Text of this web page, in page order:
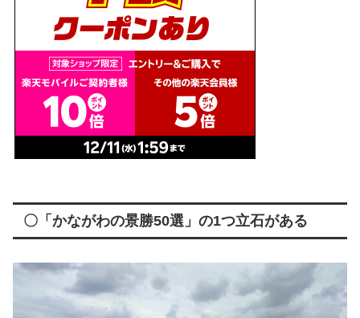
〇「かながわの景勝50選」の1つ立石がある